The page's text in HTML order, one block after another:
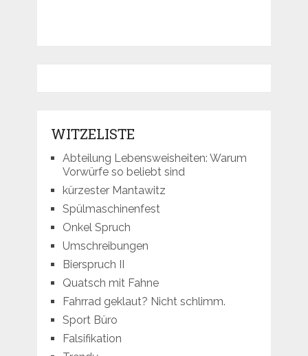
WITZELISTE
Abteilung Lebensweisheiten: Warum
Vorwürfe so beliebt sind
kürzester Mantawitz
Spülmaschinenfest
Onkel Spruch
Umschreibungen
Bierspruch II
Quatsch mit Fahne
Fahrrad geklaut? Nicht schlimm.
Sport Büro
Falsifikation